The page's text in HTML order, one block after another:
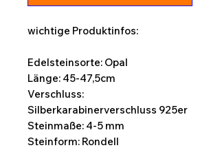
wichtige Produktinfos:
Edelsteinsorte: Opal
Länge: 45-47,5cm
Verschluss:
Silberkarabinerverschluss 925er
Steinmaße: 4-5 mm
Steinform: Rondell